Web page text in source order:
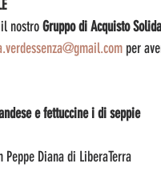
nostro Gruppo di Acquisto
per
e fettuccine i di seppie
Diana di LiberaTerra